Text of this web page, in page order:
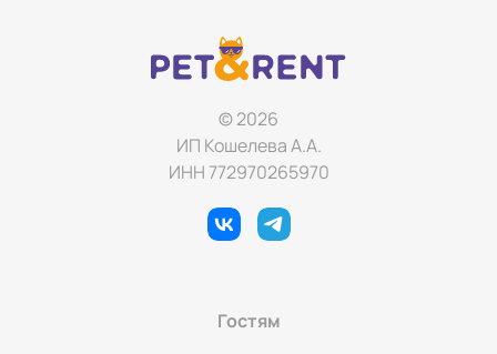
© 2026
ИП Кошелева А.А.
ИНН 772970265970
Гостям